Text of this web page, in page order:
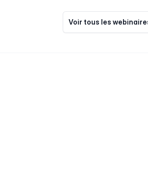
Voir tous les